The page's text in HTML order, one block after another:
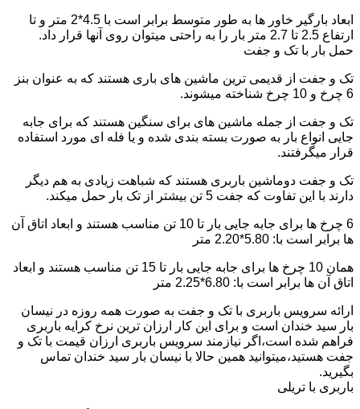
ابعاد بارگیر خاور ها به طور متوسط برابر است با 4.5*2 متر و تا
ارتفاع 2.5 تا 2.7 متر بار را به راحتی میتوان روی آنها قرار داد.
حمل بار با تک و جفت
تک و جفت از قدیمی ترین ماشین های باری هستند که به عنوان بنز
6 چرخ و 10 چرخ شناخته میشوند.
تک و جفت از جمله ماشین های برای سنگین هستند که برای جابه
جایی انواع بار به صورت بسته بندی شده و یا فله ای مورد استفاده
قرار میگرفتند.
تک و جفت دوماشین باربری هستند که شباهت زیادی به هم دیگر
دارند با این تفاوت که جفت 5 تن بیشتر از تک بار حمل میکند.
6 چرخ ها برای جابه جایی بار تا 10 تن مناسب هستند و ابعاد اتاق آن
ها برابر است با: 5.80*2.20 متر
همان 10 چرخ ها برای جابه جایی بار تا 15 تن مناسب هستند و ابعاد
اتاق آن ها برابر است با: 6.80*2.25 متر
ارائه سرویس باربری با تک و جفت به صورت همه روزه در نیسان
بار سید خندان است و برای این کار ارزان ترین نرخ کرایه باربری
فراهم شده است،اگر نیازمند سرویس باربری ارزان قیمت با تک و
جفت هستید،میتوانید همین حالا با نیسان بار سید خندان تماس
بگیرید.
باربری با تریلی